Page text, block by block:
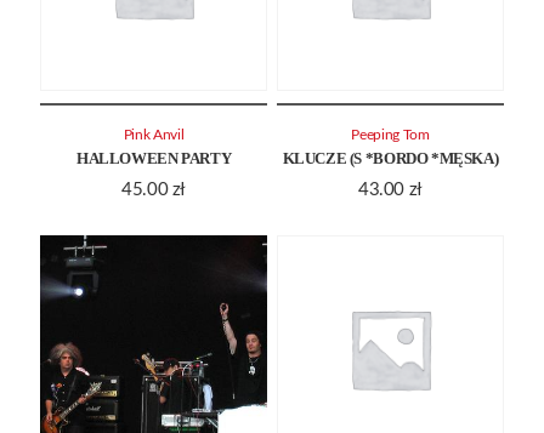
HALLOWEEN PARTY
45.00 zł
Pink Anvil
KLUCZE (S *BORDO *MĘSKA)
43.00 zł
Peeping Tom